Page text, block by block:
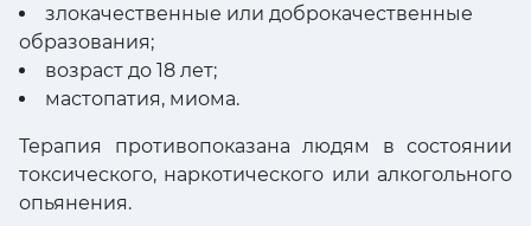
злокачественные или доброкачественные
образования;
возраст до 18 лет;
мастопатия, миома.
Терапия противопоказана людям в состоянии
токсического, наркотического или алкогольного
опьянения.